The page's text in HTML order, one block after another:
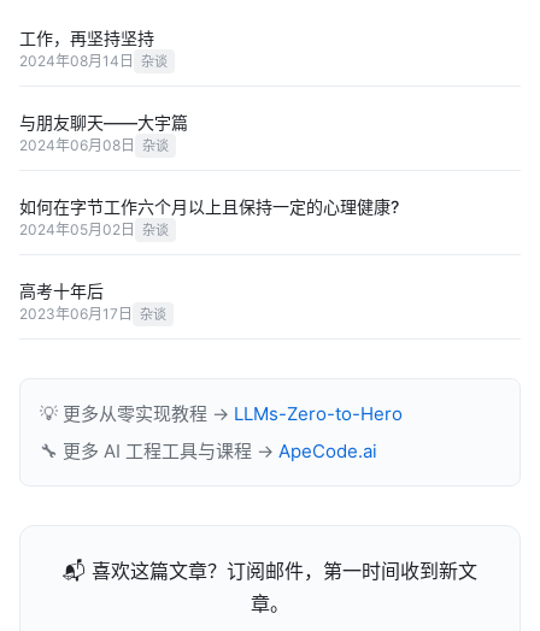
工作，再坚持坚持
2024年08月14日 杂谈
与朋友聊天——大宇篇
2024年06月08日 杂谈
如何在字节工作六个月以上且保持一定的心理健康?
2024年05月02日 杂谈
高考十年后
2023年06月17日 杂谈
💡 更多从零实现教程 → LLMs-Zero-to-Hero
🔧 更多 AI 工程工具与课程 → ApeCode.ai
📬 喜欢这篇文章？订阅邮件，第一时间收到新文
章。